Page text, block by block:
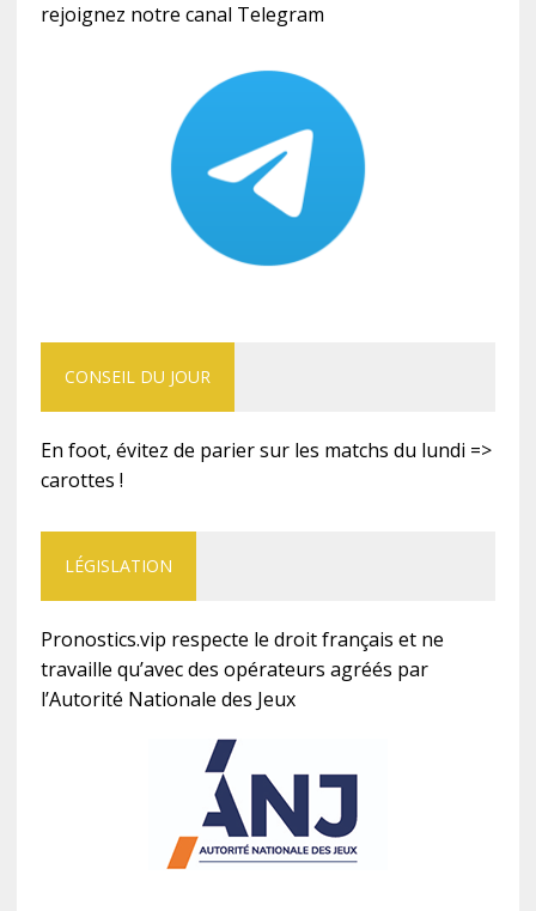
rejoignez notre canal Telegram
CONSEIL DU JOUR
En foot, évitez de parier sur les matchs du lundi =>
carottes !
LÉGISLATION
Pronostics.vip respecte le droit français et ne
travaille qu’avec des opérateurs agréés par
l’Autorité Nationale des Jeux